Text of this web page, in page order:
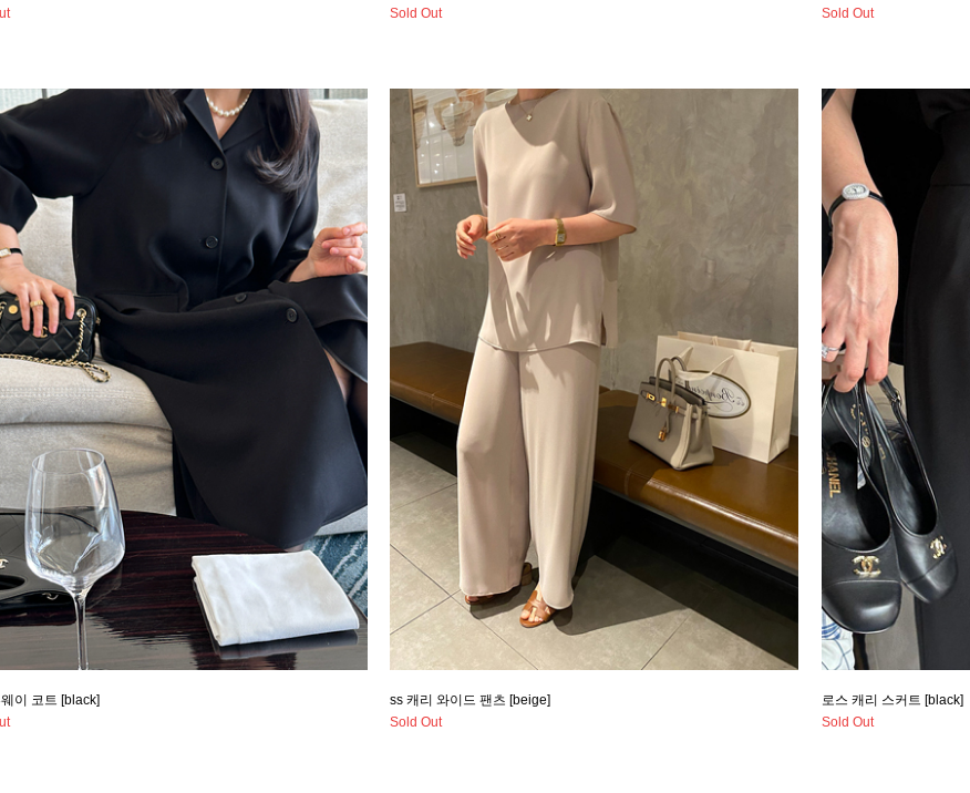
Sold Out
Sold Out
이 코트 [black]
ss 캐리 와이드 팬츠 [beige]
Sold Out
로스 캐리 스커트 [black]
Sold Out